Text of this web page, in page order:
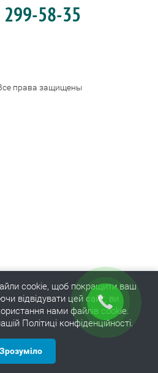
права защищены
58-35
cookie, щоб покращити ваш
відвідувати цей сайт, ви
нами файлів cookie.
Політиці конфіденційності.
Зрозуміло